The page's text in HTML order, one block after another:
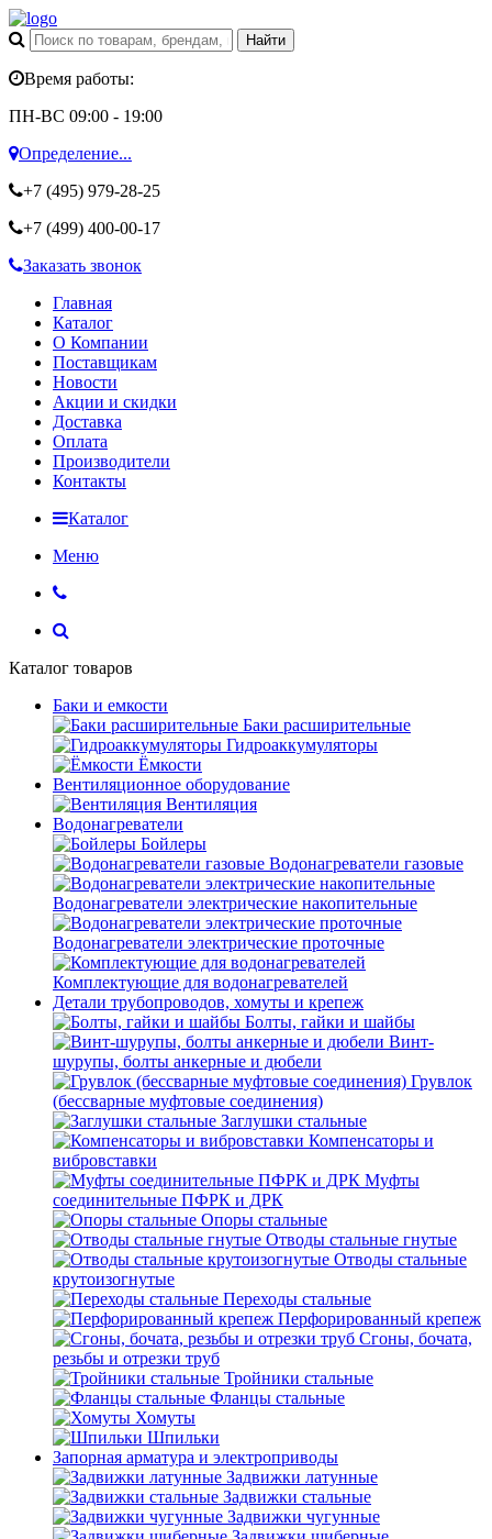
Время работы:
ПН-ВС 09:00 - 19:00
Определение...
+7 (495) 979-28-25
+7 (499) 400-00-17
Заказать звонок
Главная
Каталог
О Компании
Поставщикам
Новости
Акции и скидки
Доставка
Оплата
Производители
Контакты
Каталог
Меню
Каталог товаров
Баки и емкости
Баки расширительные
Гидроаккумуляторы
Ёмкости
Вентиляционное оборудование
Вентиляция
Водонагреватели
Бойлеры
Водонагреватели газовые
Водонагреватели электрические накопительные
Водонагреватели электрические проточные
Комплектующие для водонагревателей
Детали трубопроводов, хомуты и крепеж
Болты, гайки и шайбы
Винт-
шурупы, болты анкерные и дюбели
Грувлок
(бессварные муфтовые соединения)
Заглушки стальные
Компенсаторы и
вибровставки
Муфты
соединительные ПФРК и ДРК
Опоры стальные
Отводы стальные гнутые
Отводы стальные
крутоизогнутые
Переходы стальные
Перфорированный крепеж
Сгоны, бочата,
резьбы и отрезки труб
Тройники стальные
Фланцы стальные
Хомуты
Шпильки
Запорная арматура и электроприводы
Задвижки латунные
Задвижки стальные
Задвижки чугунные